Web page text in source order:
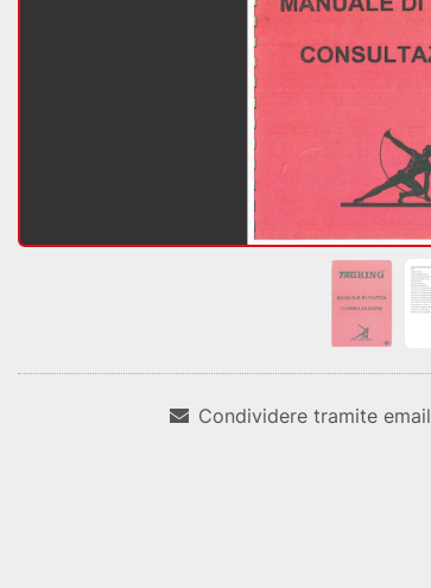
Condividere tramite email